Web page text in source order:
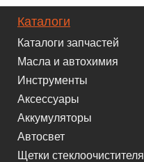
Каталоги
Каталоги запчастей
Масла и автохимия
Инструменты
Аксессуары
Аккумуляторы
Автосвет
Щетки стеклоочистителя